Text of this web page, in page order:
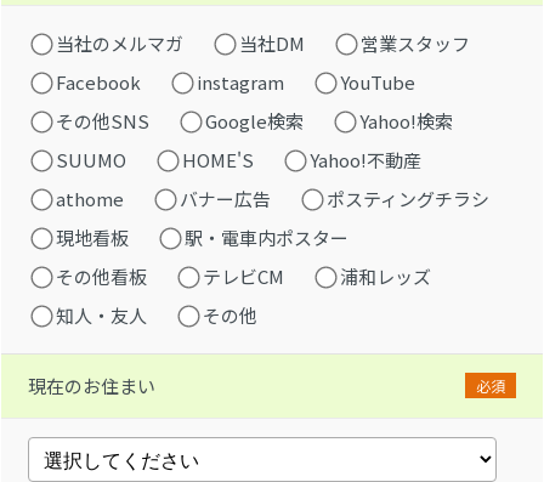
当社のメルマガ 当社DM
営業スタッフ
Facebook
instagram
YouTube
その他SNS
Google検索
Yahoo!検索
SUUMO
HOME'S
Yahoo!不動産
athome
バナー広告
ポスティングチラシ
現地看板
駅・電車内ポスター
その他看板
テレビCM
浦和レッズ
知人・友人
その他
現在のお住まい 必須